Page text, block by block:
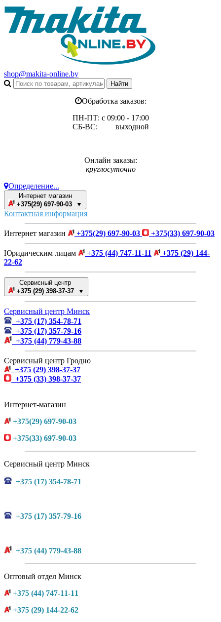
shop@makita-online.by
Обработка заказов:
ПН-ПТ: с 09:00 - 17:00
СБ-ВС: выходной
Онлайн заказы:
круглосуточно
Определение...
Интернет магазин
+375(29) 697-90-03 ▼
Контактная информация
Интернет магазин +375(29) 697-90-03 +375(33) 697-90-03
Юридическим лицам +375 (44) 747-11-11
+375 (29) 144-
22-62
Сервисный центр
+375 (29) 398-37-37 ▼
Сервисный центр Минск
+375 (17) 354-78-71
+375 (17) 357-79-16
+375 (44) 779-43-88
Сервисный центр Гродно
+375 (29) 398-37-37
+375 (33) 398-37-37
Интернет-магазин
+375(29) 697-90-03
+375(33) 697-90-03
Сервисный центр Минск
+375 (17) 354-78-71
+375 (17) 357-79-16
+375 (44) 779-43-88
Оптовый отдел Минск
+375 (44) 747-11-11
+375 (29) 144-22-62